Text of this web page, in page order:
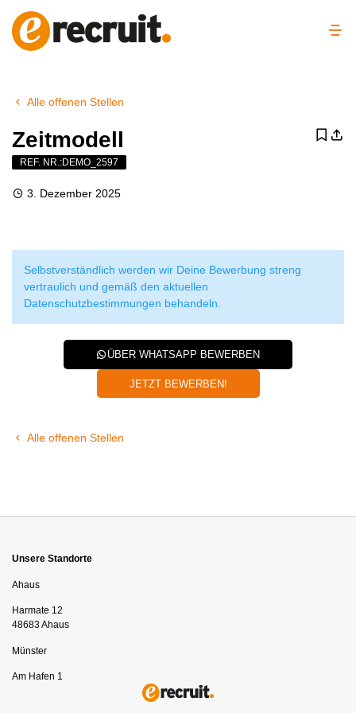
Alle offenen Stellen
Zeitmodell
REF. NR.:DEMO_2597
3. Dezember 2025
Selbstverständlich werden wir Deine Bewerbung streng
vertraulich und gemäß den aktuellen
Datenschutzbestimmungen behandeln.
ÜBER WHATSAPP BEWERBEN
JETZT BEWERBEN!
Alle offenen Stellen
Unsere Standorte
Ahaus
Harmate 12
48683 Ahaus
Münster
Am Hafen 1